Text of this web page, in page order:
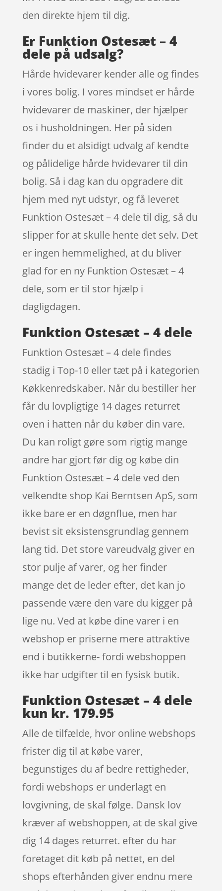
den direkte hjem til dig.
Er Funktion Ostesæt – 4
dele på udsalg?
Hårde hvidevarer kender alle og findes
i vores bolig. I vores mindset er hårde
hvidevarer de maskiner, der hjælper
os i husholdningen. Her på siden
finder du et alsidigt udvalg af kendte
og pålidelige hårde hvidevarer til din
bolig. Så i dag kan du opgradere dit
hjem med nyt udstyr, og få leveret
Funktion Ostesæt – 4 dele til dig, så du
slipper for at skulle hente det selv. Det
er ingen hemmelighed, at du bliver
glad for en ny Funktion Ostesæt – 4
dele, som er til stor hjælp i
dagligdagen.
Funktion Ostesæt – 4 dele
Funktion Ostesæt – 4 dele findes
stadig i Top-10 eller tæt på i kategorien
Køkkenredskaber. Når du bestiller her
får du lovpligtige 14 dages returret
oven i hatten når du køber din vare.
Du kan roligt gøre som rigtig mange
andre har gjort før dig og købe din
Funktion Ostesæt – 4 dele ved den
velkendte shop Kai Berntsen ApS, som
ikke bare er en døgnflue, men har
bevist sit eksistensgrundlag gennem
lang tid. Det store vareudvalg giver en
stor pulje af varer, og her finder
mange det de leder efter, det kan jo
passende være den vare du kigger på
lige nu. Ved at købe dine varer i en
webshop er priserne mere attraktive
end i butikkerne- fordi webshoppen
ikke har udgifter til en fysisk butik.
Funktion Ostesæt – 4 dele
kun kr. 179.95
Alle de tilfælde, hvor online webshops
frister dig til at købe varer,
begunstiges du af bedre rettigheder,
fordi webshops er underlagt en
lovgivning, de skal følge. Dansk lov
kræver af webshoppen, at de skal give
dig 14 dages returret. efter du har
foretaget dit køb på nettet, en del
shops efterhånden giver endnu mere